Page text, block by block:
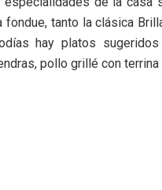
tanto la clásica
hay platos
pollo grillé con